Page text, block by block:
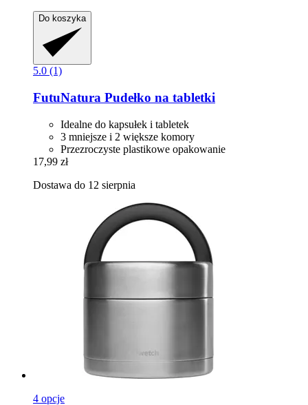
Do koszyka
5.0 (1)
FutuNatura Pudełko na tabletki
Idealne do kapsułek i tabletek
3 mniejsze i 2 większe komory
Przezroczyste plastikowe opakowanie
17,99 zł
Dostawa do 12 sierpnia
4 opcje